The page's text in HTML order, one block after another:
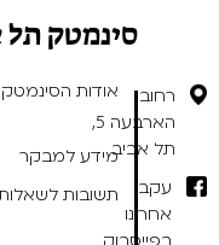
רחוב
הארבעה 5,
תל אביב
עקבו
אחרינו
בפייסבוק
סינמטק תל
אודות הסינמטק
מידע למבקר
תשובות